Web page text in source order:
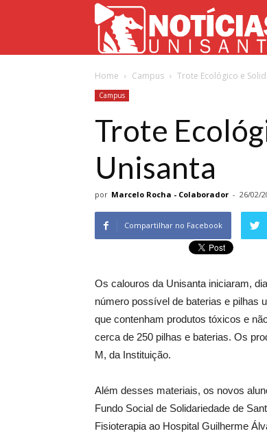
Home Campus Trote Ecológico e
Campus
Trote
Unisanta
por Marcelo Rocha - Colaborador - 26/02/
Compartilhar no Facebook
Os calouros da Unisanta iniciaram,
número possível de baterias e pilhas
que contenham produtos tóxicos e
cerca de 250 pilhas e baterias. Os
M, da Instituição.
Além desses materiais, os novos
Fundo Social de Solidariedade de
Fisioterapia ao Hospital Guilherme